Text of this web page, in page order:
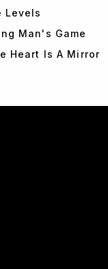
Levels
Man's Game
Heart Is A Mirror